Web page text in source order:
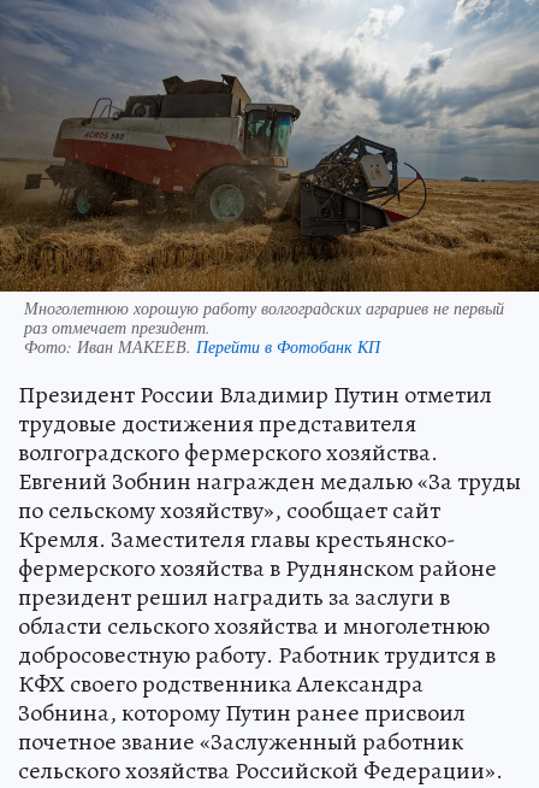
Многолетнюю хорошую работу волгоградских аграриев не первый
раз отмечает президент.
Фото: Иван МАКЕЕВ. Перейти в Фотобанк КП
Президент России Владимир Путин отметил
трудовые достижения представителя
волгоградского фермерского хозяйства.
Евгений Зобнин награжден медалью «За труды
по сельскому хозяйству», сообщает сайт
Кремля. Заместителя главы крестьянско-
фермерского хозяйства в Руднянском районе
президент решил наградить за заслуги в
области сельского хозяйства и многолетнюю
добросовестную работу. Работник трудится в
КФХ своего родственника Александра
Зобнина, которому Путин ранее присвоил
почетное звание «Заслуженный работник
сельского хозяйства Российской Федерации».